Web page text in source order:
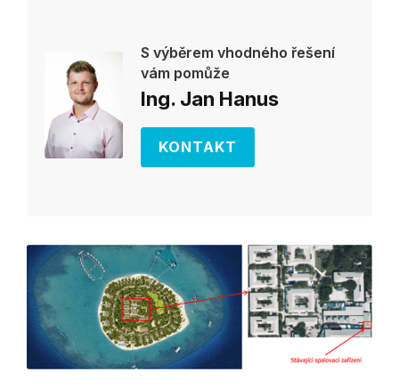
S výběrem vhodného řešení
vám pomůže
Ing. Jan Hanus
KONTAKT